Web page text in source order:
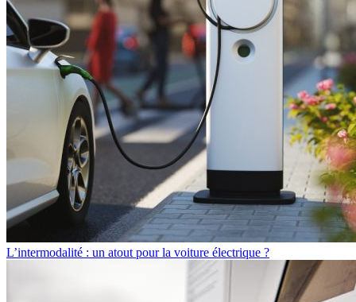
L’intermodalité : un atout pour la voiture électrique ?